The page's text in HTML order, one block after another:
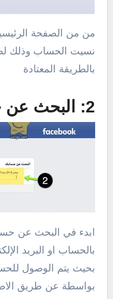
من من الصفحة
نسيت الحساب وذلك
بالطريقة المعتادة
2: البحث عن حسابك
ابدء في البحث عن
بالحساب او البريد
بحيث يتم الوصول
بواسطة عن طريق